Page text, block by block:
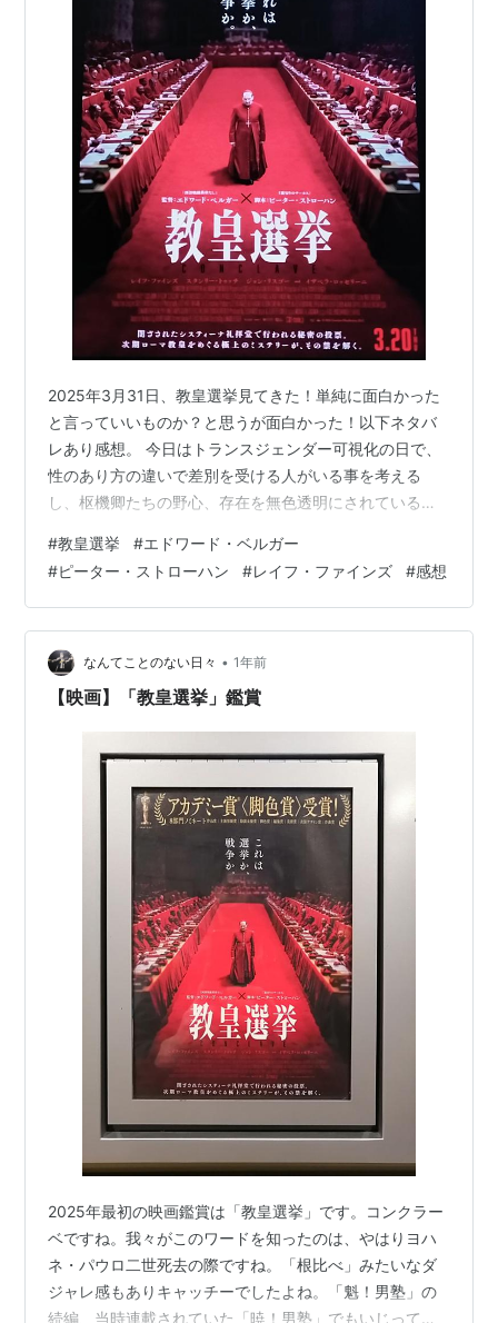
2025年3月31日、教皇選挙見てきた！単純に面白かった
と言っていいものか？と思うが面白かった！以下ネタバ
レあり感想。 今日はトランスジェンダー可視化の日で、
性のあり方の違いで差別を受ける人がいる事を考える
し、枢機卿たちの野心、存在を無色透明にされているシ
はず)、画面の強さ、ズルいだろこれは。あのオチに関し
ては良くない扱い方だったと思う。個人では変えようの
ない身体的な特性を物語のオチに使うのは暴力的だ。た
だ、映画の中で散りばめられていた信仰に対する疑念、
ローレンスの確信をするなという説教、確定せず疑いな
がら信じるという事が人間だという主張と繋…
#教皇選挙 #エドワード・ベルガー
#ピーター・ストローハン #レイフ・ファインズ #感想
なんてことのない日々 • 1年前
【映画】「教皇選挙」鑑賞
2025年最初の映画鑑賞は「教皇選挙」です。コンクラー
ベですね。我々がこのワードを知ったのは、やはりヨハ
ネ・パウロ二世死去の際ですね。「根比べ」みたいなダ
ジャレ感もありキャッチーでしたよね。「魁！男塾」の
続編、当時連載されていた「暁！男塾」でもいじってい